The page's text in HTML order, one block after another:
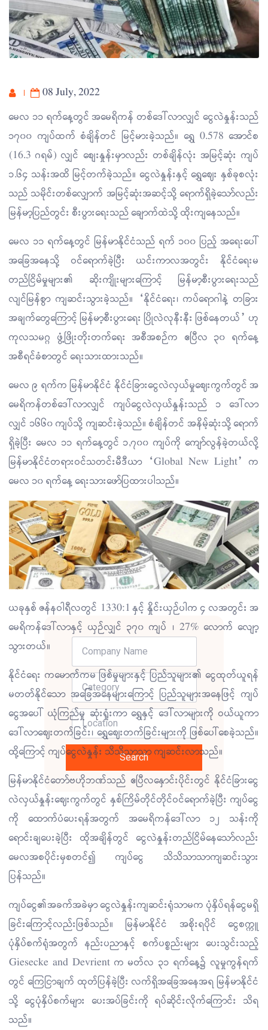
Search
08 July, 2022
မေလ ၁၁ ရက်နေ့တွင် အမေရိကန် တစ်ဒေါ်လာလျှင် ငွေလဲနှုန်းသည်
၁၇၀၀ ကျပ်ထက် စံချိန်တင် မြင့်မားခဲ့သည်။ ရွှေ 0.578 အောင်စ
(16.3 ဂရမ်) လျှင် စျေးနှုန်းမှာလည်း တစ်ချိန်လုံး အမြင့်ဆုံး ကျပ်
၁.၆၄ သန်းအထိ မြင့်တက်ခဲ့သည်။ ငွေလဲနှုန်းနှင့် ရွှေဈေး နှစ်ခုစလုံး
သည် သမိုင်းတစ်လျှောက် အမြင့်ဆုံးအဆင့်သို့ ရောက်ရှိခဲ့သော်လည်း
မြန်မာ့ပြည်တွင်း စီးပွားရေးသည် ချောက်ထဲသို့ ထိုးကျနေသည်။
မေလ ၁၁ ရက်နေ့တွင် မြန်မာနိုင်ငံသည် ရက် ၁၀၀ ပြည့် အရေးပေါ်
အခြေအနေသို့ ဝင်ရောက်ခဲ့ပြီး ယင်းကာလအတွင်း နိုင်ငံရေးမ
တည်ငြိမ်မှုများ၏ ဆိုးကျိုးများကြောင့် မြန်မာ့စီးပွားရေးသည်
လျင်မြန်စွာ ကျဆင်းသွားခဲ့သည်။ “နိုင်ငံရေး၊ ကပ်ရောဂါနဲ့ တခြား
အချက်တွေကြောင့် မြန်မာ့စီးပွားရေး ပြိုလဲလုနီးနီး ဖြစ်နေတယ်” ဟု
ကုလသမဂ္ဂ ဖွံ့ဖြိုးတိုးတက်ရေး အစီအစဉ်က ဧပြီလ ၃၀ ရက်နေ့
အစီရင်ခံစာတွင် ရေးသားထားသည်။
မေလ ၉ ရက်က မြန်မာနိုင်ငံ နိုင်ငံခြားငွေလဲလှယ်မှုဈေးကွက်တွင် အ
မေရိကန်တစ်ဒေါ်လာလျှင် ကျပ်ငွေလဲလှယ်နှုန်းသည် ၁ ဒေါ်လာ
လျှင် ၁၆၆၀ ကျပ်သို့ ကျဆင်းခဲ့သည်။ စံချိန်တင် အနိမ့်ဆုံးသို့ ရောက်
ရှိခဲ့ပြီး မေလ ၁၁ ရက်နေ့တွင် ၁,၇၀၀ ကျပ်ကို ကျော်လွန်ခဲ့တယ်လို့
မြန်မာနိုင်ငံတရားဝင်သတင်းမီဒီယာ “Global New Light” က
မေလ ၁၀ ရက်နေ့ ရေးသားဖော်ပြထားပါသည်။
ယခုနှစ် ဇန်နဝါရီလတွင် 1330:1 နှင့် နှိုင်းယှဉ်ပါက ၄ လအတွင်း အ
မေရိကန်ဒေါ်လာနှင့် ယှဉ်လျှင် ၃၇၀ ကျပ် ၊ 27% လောက် လျော့
သွားတယ်။
နိုင်ငံရေး ကမောက်ကမ ဖြစ်မှုများနှင့် ပြည်သူများ၏ ငွေထုတ်ယူရန်
မတတ်နိုင်သော အခြေအနေများကြောင့် ပြည်သူများအနေဖြင့် ကျပ်
ငွေအပေါ် ယုံကြည်မှု ဆုံးရှုံးကာ ရွှေနှင့် ဒေါ်လာများကို ဝယ်ယူကာ
ဒေါ်လာဈေးတက်ခြင်း၊ ရွှေဈေးတက်ခြင်းများကို ဖြစ်ပေါ်စေခဲ့သည်။
ထို့ကြောင့် ကျပ်ငွေလဲနှုန်း သိသိသာသာ ကျဆင်းလာသည်။
မြန်မာနိုင်ငံတော်ဗဟိုဘဏ်သည် ဧပြီလနှောင်းပိုင်းတွင် နိုင်ငံခြားငွေ
လဲလှယ်နှုန်းဈေးကွက်တွင် နှစ်ကြိမ်တိုင်တိုင်ဝင်ရောက်ခဲ့ပြီး ကျပ်ငွေ
ကို ထောက်ပံပေးရန်အတွက် အမေရိကန်ဒေါ်လာ ၁၂ သန်းကို
ရောင်းချပေးခဲ့ပြီး ထိုအချိန်တွင် ငွေလဲနှုန်းတည်ငြိမ်နေသော်လည်း
မေလအစပိုင်းမှစတင်၍ ကျပ်ငွေ သိသိသာသာကျဆင်းသွား
ပြန်သည်။
ကျပ်ငွေ၏အခက်အခဲမှာ ငွေလဲနှုန်းကျဆင်းရုံသာမက ပုံနှိပ်ရန်ငွေမရှိ
ခြင်းကြောင့်လည်းဖြစ်သည်။ မြန်မာနိုင်ငံ အစိုးရပိုင် ငွေစက္ကူ
ပုံနှိပ်စက်ရုံအတွက် နည်းပညာနှင့် စက်ပစ္စည်းများ ပေးသွင်းသည့်
Giesecke and Devrient က မတ်လ ၃၁ ရက်နေ့၌ လူမှုကွန်ရက်
တွင် ကြေငြာချက် ထုတ်ပြန်ခဲ့ပြီး လက်ရှိအခြေအနေအရ မြန်မာနိုင်ငံ
သို့ ငွေပုံနှိပ်စက်များ ပေးအပ်ခြင်းကို ရပ်ဆိုင်းလိုက်ကြောင်း သိရ
သည်။